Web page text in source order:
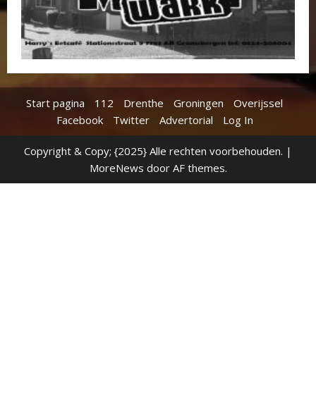
Start pagina 112 Drenthe Groningen
Overijssel
Facebook
Twitter Advertorial Log In
Copyright & Copy; {2025} Alle rechten voorbehouden. |
MoreNews door AF themes.